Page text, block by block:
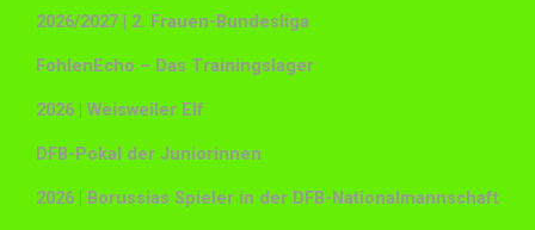
2026/2027 | 2. Frauen-Bundesliga
FohlenEcho – Das Trainingslager
2026 | Weisweiler Elf
DFB-Pokal der Juniorinnen
2026 | Borussias Spieler in der DFB-Nationalmannschaft